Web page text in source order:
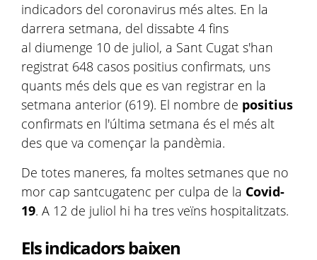
indicadors del coronavirus més altes. En la
darrera setmana, del dissabte 4 fins
al diumenge 10 de juliol, a Sant Cugat s'han
registrat 648 casos positius confirmats, uns
quants més dels que es van registrar en la
setmana anterior (619). El nombre de positius
confirmats en l'última setmana és el més alt
des que va començar la pandèmia.
De totes maneres, fa moltes setmanes que no
mor cap santcugatenc per culpa de la Covid-
19. A 12 de juliol hi ha tres veïns hospitalitzats.
Els indicadors baixen